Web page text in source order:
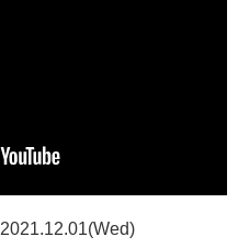
2021.12.01(Wed)